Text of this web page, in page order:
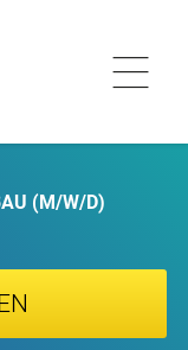
(M/W/D)